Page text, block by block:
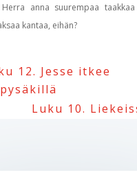
Herra anna suurempaa
kantaa, eihän?
12. Jesse itkee
Luku 10.